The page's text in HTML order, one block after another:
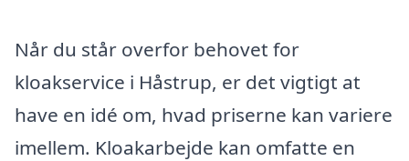
Når du står overfor behovet for
kloakservice i Håstrup, er det vigtigt at
have en idé om, hvad priserne kan variere
imellem. Kloakarbejde kan omfatte en